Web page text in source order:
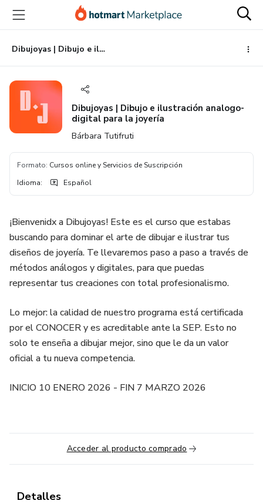
principal
página
de
página
Dibujoyas | Dibujo e ilustración analogo-digital para la joyería
Dibujoyas | Dibujo e ilustración analogo-
digital para la joyería
Bárbara Tutifruti
Formato: Cursos online y Servicios de Suscripción
Idioma: Español
¡Bienvenidx a Dibujoyas! Este es el curso que estabas
buscando para dominar el arte de dibujar e ilustrar tus
diseños de joyería. Te llevaremos paso a paso a través de
métodos análogos y digitales, para que puedas
representar tus creaciones con total profesionalismo.
Lo mejor: la calidad de nuestro programa está certificada
por el CONOCER y es acreditable ante la SEP. Esto no
solo te enseña a dibujar mejor, sino que le da un valor
oficial a tu nueva competencia.
INICIO 10 ENERO 2026 - FIN 7 MARZO 2026
Acceder al producto comprado
Detalles